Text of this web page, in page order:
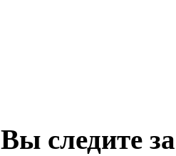
Вы следите